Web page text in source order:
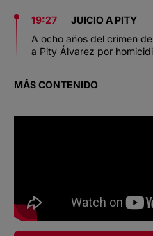
19:27
JUICIO A PITY
A ocho años del crimen
a Pity Álvarez por
MÁS CONTENIDO